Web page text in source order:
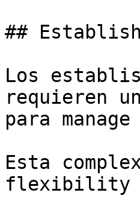
##
Los
requieren
para
Esta
flexibility y